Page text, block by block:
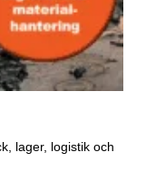
lager, logistik och